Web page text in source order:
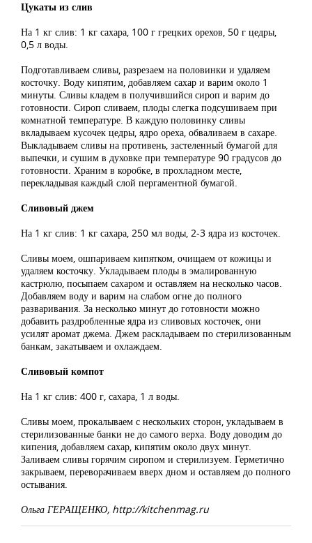
Цукаты из слив
На 1 кг слив: 1 кг сахара, 100 г грецких орехов, 50 г цедры,
0,5 л воды.
Подготавливаем сливы, разрезаем на половинки и удаляем
косточку. Воду кипятим, добавляем сахар и варим около 1
минуты. Сливы кладем в получившийся сироп и варим до
готовности. Сироп сливаем, плоды слегка подсушиваем при
комнатной температуре. В каждую половинку сливы
вкладываем кусочек цедры, ядро ореха, обваливаем в сахаре.
Выкладываем сливы на противень, застеленный бумагой для
выпечки, и сушим в духовке при температуре 90 градусов до
готовности. Храним в коробке, в прохладном месте,
перекладывая каждый слой пергаментной бумагой.
Сливовый джем
На 1 кг слив: 1 кг сахара, 250 мл воды, 2-3 ядра из косточек.
Сливы моем, ошпариваем кипятком, очищаем от кожицы и
удаляем косточку. Укладываем плоды в эмалированную
кастрюлю, посыпаем сахаром и оставляем на несколько часов.
Добавляем воду и варим на слабом огне до полного
разваривания. За несколько минут до готовности можно
добавить раздробленные ядра из сливовых косточек, они
усилят аромат джема. Джем раскладываем по стерилизованным
банкам, закатываем и охлаждаем.
Сливовый компот
На 1 кг слив: 400 г, сахара, 1 л воды.
Сливы моем, прокалываем с нескольких сторон, укладываем в
стерилизованные банки не до самого верха. Воду доводим до
кипения, добавляем сахар, кипятим около двух минут.
Заливаем сливы горячим сиропом и стерилизуем. Герметично
закрываем, переворачиваем вверх дном и оставляем до полного
остывания.
Ольга ГЕРАЩЕНКО, http://kitchenmag.ru